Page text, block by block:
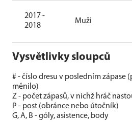
2017 -
2018
Muži
Vysvětlivky sloupců
# - číslo dresu v posledním zápase
měnilo)
Z - počet zápasů, v nichž hráč
P - post (obránce nebo útočník)
G, A, B - góly, asistence, body